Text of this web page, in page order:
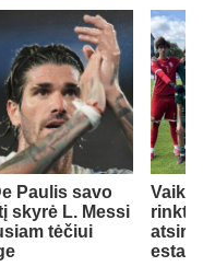
Paulis savo
skyrė L. Messi
tėčiui